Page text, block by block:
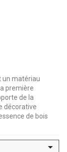
un matériau
première
de la
décorative
de bois
